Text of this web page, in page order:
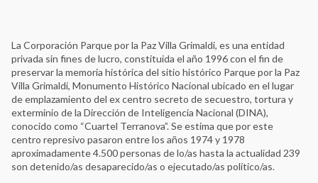
La Corporación Parque por la Paz Villa Grimaldi, es una entidad
privada sin fines de lucro, constituida el año 1996 con el fin de
preservar la memoria histórica del sitio histórico Parque por la Paz
Villa Grimaldi, Monumento Histórico Nacional ubicado en el lugar
de emplazamiento del ex centro secreto de secuestro, tortura y
exterminio de la Dirección de Inteligencia Nacional (DINA),
conocido como “Cuartel Terranova”. Se estima que por este
centro represivo pasaron entre los años 1974 y 1978
aproximadamente 4.500 personas de lo/as hasta la actualidad 239
son detenido/as desaparecido/as o ejecutado/as político/as.